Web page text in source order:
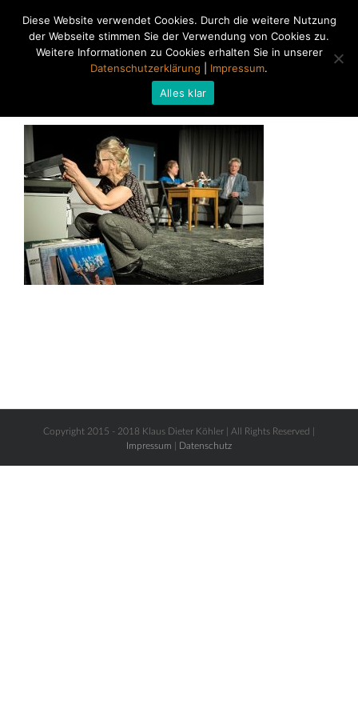
Copyright 2015 - 2018 Klaus Dieter Köhler | All Rights Reserved |
Impressum
Datenschutz
Diese Website verwendet Cookies. Durch die weitere Nutzung
der Webseite stimmen Sie der Verwendung von Cookies zu.
Weitere Informationen zu Cookies erhalten Sie in unserer
Datenschutzerklärung
Impressum.
Alles klar